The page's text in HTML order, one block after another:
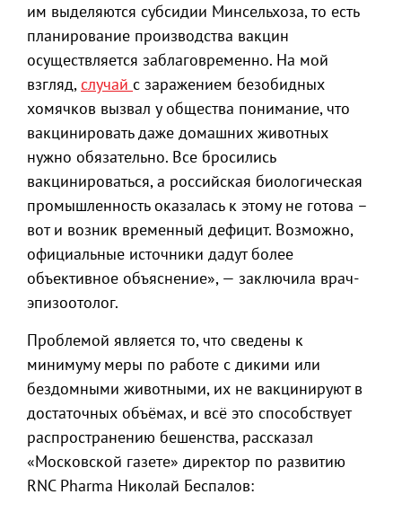
им выделяются субсидии Минсельхоза, то есть
планирование производства вакцин
осуществляется заблаговременно. На мой
взгляд, случай с заражением безобидных
хомячков вызвал у общества понимание, что
вакцинировать даже домашних животных
нужно обязательно. Все бросились
вакцинироваться, а российская биологическая
промышленность оказалась к этому не готова –
вот и возник временный дефицит. Возможно,
официальные источники дадут более
объективное объяснение», — заключила врач-
эпизоотолог.
Проблемой является то, что сведены к
минимуму меры по работе с дикими или
бездомными животными, их не вакцинируют в
достаточных объёмах, и всё это способствует
распространению бешенства, рассказал
«Московской газете» директор по развитию
RNC Pharma Николай Беспалов: